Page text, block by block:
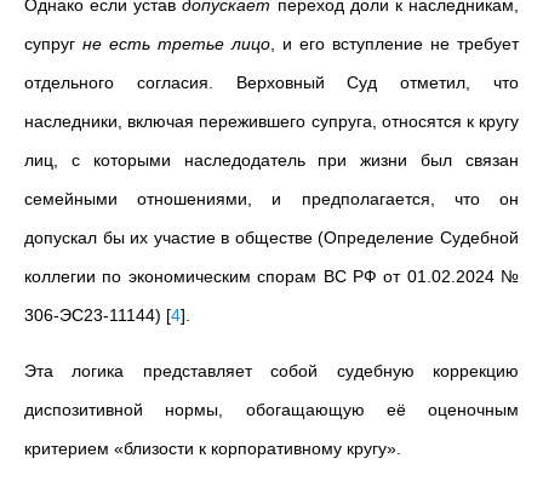
Однако если уставдопускает переход доли к наследникам,
супруг не есть третье лицо , и его вступление не требует
отдельного согласия. Верховный Суд отметил, что
наследники, включая пережившего супруга, относятся к кругу
лиц, с которыми наследодатель при жизни был связан
семейными отношениями, и предполагается, что он
допускал бы их участие в обществе (Определение Судебной
коллегии по экономическим спорам ВС РФ от 01.02.2024 №
306-ЭС23-11144) [4]
Эта логика представляет собой судебную коррекцию
диспозитивной нормы, обогащающую её оценочным
критерием «близости к корпоративному кругу».